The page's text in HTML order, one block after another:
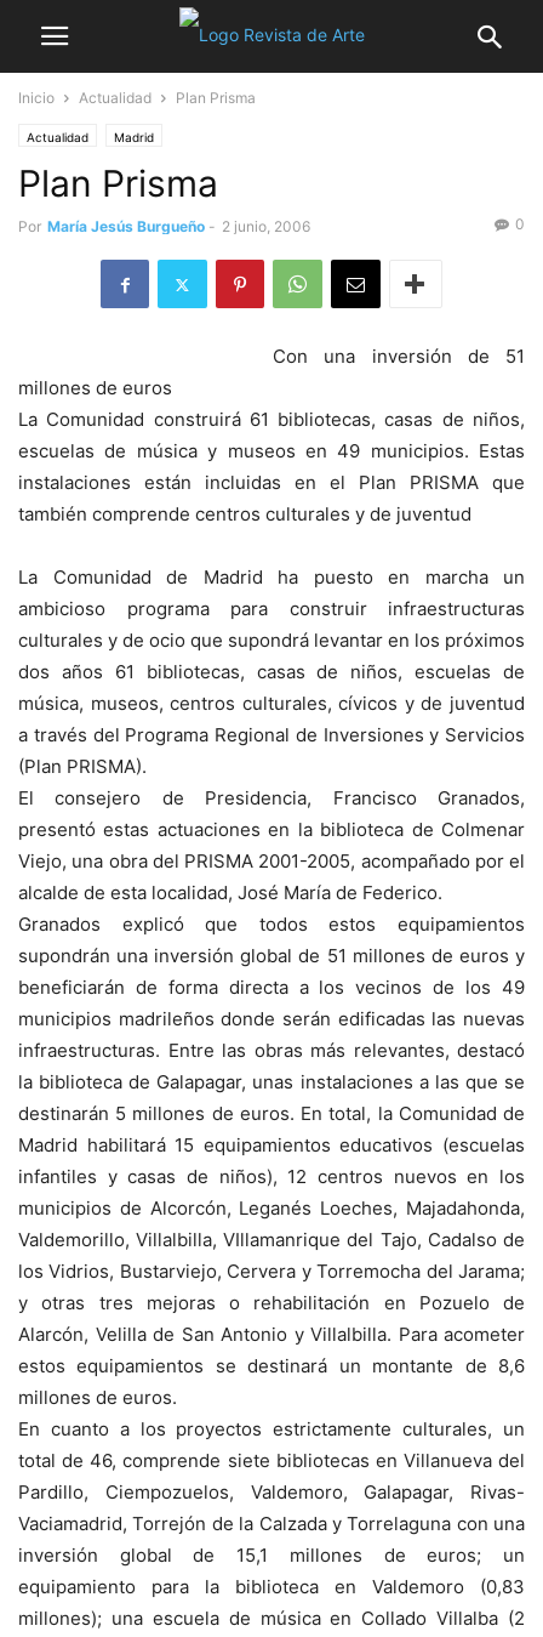
Inicio Actualidad Plan Prisma
Actualidad Madrid
Plan Prisma
Por María Jesús Burgueño - 2 junio, 2006 0
Con una inversión de 51
millones de euros
La Comunidad construirá 61 bibliotecas, casas de niños,
escuelas de música y museos en 49 municipios. Estas
instalaciones están incluidas en el Plan PRISMA que
también comprende centros culturales y de juventud
La Comunidad de Madrid ha puesto en marcha un
ambicioso programa para construir infraestructuras
culturales y de ocio que supondrá levantar en los próximos
dos años 61 bibliotecas, casas de niños, escuelas de
música, museos, centros culturales, cívicos y de juventud
a través del Programa Regional de Inversiones y Servicios
(Plan PRISMA).
El consejero de Presidencia, Francisco Granados,
presentó estas actuaciones en la biblioteca de Colmenar
Viejo, una obra del PRISMA 2001-2005, acompañado por el
alcalde de esta localidad, José María de Federico.
Granados explicó que todos estos equipamientos
supondrán una inversión global de 51 millones de euros y
beneficiarán de forma directa a los vecinos de los 49
municipios madrileños donde serán edificadas las nuevas
infraestructuras. Entre las obras más relevantes, destacó
la biblioteca de Galapagar, unas instalaciones a las que se
destinarán 5 millones de euros. En total, la Comunidad de
Madrid habilitará 15 equipamientos educativos (escuelas
infantiles y casas de niños), 12 centros nuevos en los
municipios de Alcorcón, Leganés Loeches, Majadahonda,
Valdemorillo, Villalbilla, VIllamanrique del Tajo, Cadalso de
los Vidrios, Bustarviejo, Cervera y Torremocha del Jarama;
y otras tres mejoras o rehabilitación en Pozuelo de
Alarcón, Velilla de San Antonio y Villalbilla. Para acometer
estos equipamientos se destinará un montante de 8,6
millones de euros.
En cuanto a los proyectos estrictamente culturales, un
total de 46, comprende siete bibliotecas en Villanueva del
Pardillo, Ciempozuelos, Valdemoro, Galapagar, Rivas-
Vaciamadrid, Torrejón de la Calzada y Torrelaguna con una
inversión global de 15,1 millones de euros; un
equipamiento para la biblioteca en Valdemoro (0,83
millones); una escuela de música en Collado Villalba (2